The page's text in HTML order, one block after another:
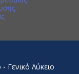
Γενικό Λύκειο